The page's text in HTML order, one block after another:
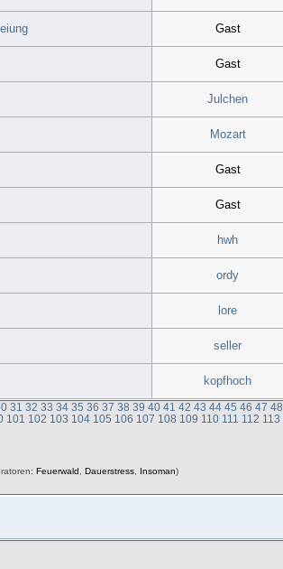
Gast
Gast
Julchen
Mozart
Gast
Gast
hwh
ordy
lore
seller
kopfhoch
31 32 33 34 35 36 37 38 39 40 41 42 43 44 45 46 47 48
101 102 103 104 105 106 107 108 109 110 111 112 113
Feuerwald Dauerstress, Insoman)